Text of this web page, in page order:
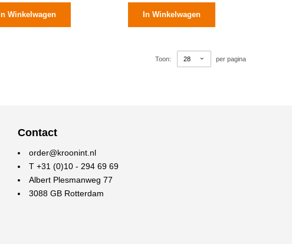
In Winkelwagen In Winkelwagen
Toon per pagina
Contact
order@kroonint.nl
T +31 (0)10 - 294 69 69
Albert Plesmanweg 77
3088 GB Rotterdam